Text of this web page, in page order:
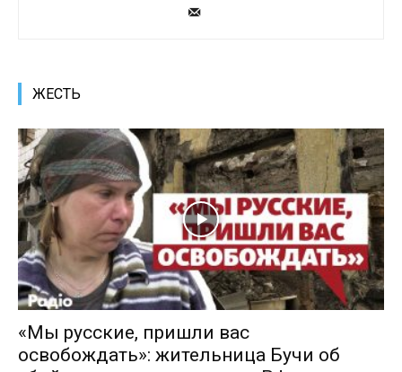
ЖЕСТЬ
«Мы русские, пришли вас
освобождать»: жительница Бучи об